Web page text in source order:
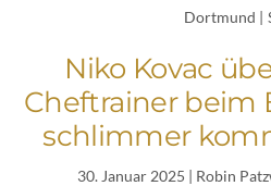
Dortmund |
Niko Kovac
Cheftrainer beim
schlimmer
30. Januar 2025 | Robin